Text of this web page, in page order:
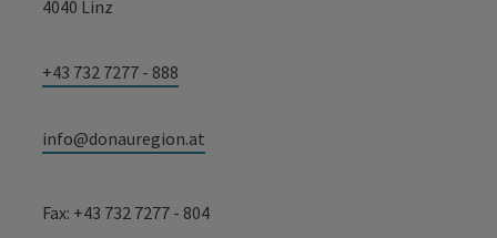
4040 Linz
+43 732 7277 - 888
info@donauregion.at
Fax: +43 732 7277 - 804